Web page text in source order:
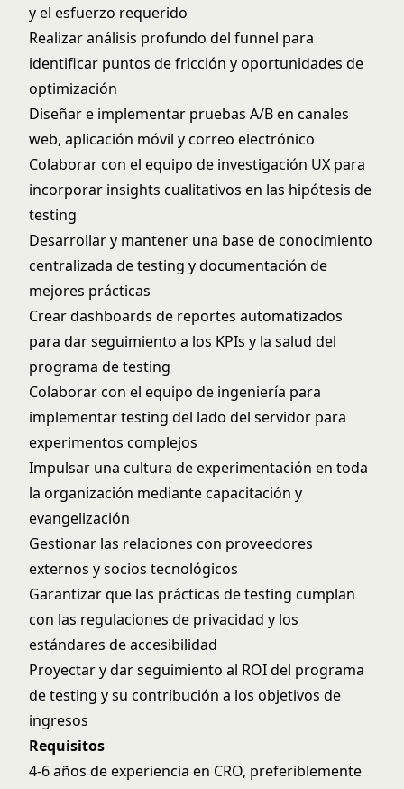
y el esfuerzo requerido
Realizar análisis profundo del funnel para
identificar puntos de fricción y oportunidades de
optimización
Diseñar e implementar pruebas A/B en canales
web, aplicación móvil y correo electrónico
Colaborar con el equipo de investigación UX para
incorporar insights cualitativos en las hipótesis de
testing
Desarrollar y mantener una base de conocimiento
centralizada de testing y documentación de
mejores prácticas
Crear dashboards de reportes automatizados
para dar seguimiento a los KPIs y la salud del
programa de testing
Colaborar con el equipo de ingeniería para
implementar testing del lado del servidor para
experimentos complejos
Impulsar una cultura de experimentación en toda
la organización mediante capacitación y
evangelización
Gestionar las relaciones con proveedores
externos y socios tecnológicos
Garantizar que las prácticas de testing cumplan
con las regulaciones de privacidad y los
estándares de accesibilidad
Proyectar y dar seguimiento al ROI del programa
de testing y su contribución a los objetivos de
ingresos
Requisitos
4-6 años de experiencia en CRO, preferiblemente